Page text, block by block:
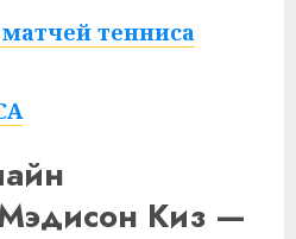
тенниса
Киз —